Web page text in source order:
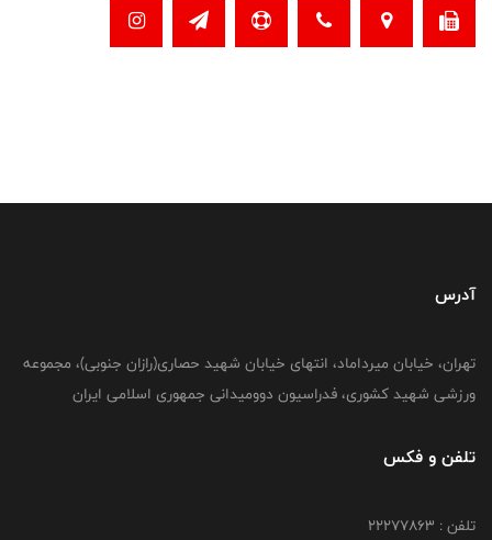
آدرس
تهران، خیابان میرداماد، انتهای خیابان شهید حصاری(رازان جنوبی)، مجموعه
ورزشی شهید کشوری، فدراسیون دوومیدانی جمهوری اسلامی ایران
تلفن و فکس
تلفن : 22277863